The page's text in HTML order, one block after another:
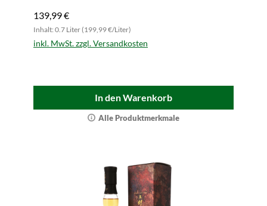
139,99 €
Inhalt: 0.7 Liter (199,99 €/Liter)
inkl. MwSt. zzgl. Versandkosten
In den Warenkorb
Alle Produktmerkmale